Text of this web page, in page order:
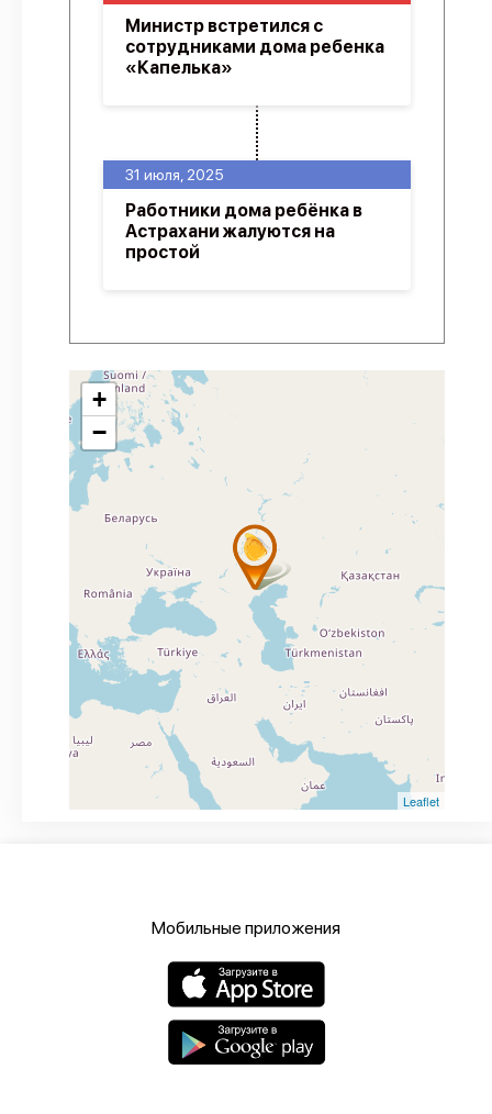
31 июля, 2025
Работники дома ребёнка в
Астрахани жалуются на
простой
Министр встретился с
сотрудниками дома ребенка
«Капелька»
+
−
Leaflet
Мобильные приложения